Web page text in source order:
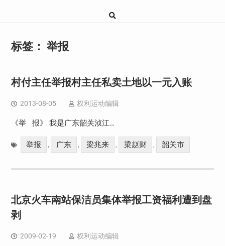
标签： 举报
村付主任举报村主任私卖土地以一元入账
2013-08-05 权利运动编辑
《举 报》 我是广东韶关浈江…
举报 , 广东 , 梁兆来 , 梁赵财 , 韶关市
北京火车南站保洁员集体举报工资福利遭到盘
剥
2009-02-19 权利运动编辑